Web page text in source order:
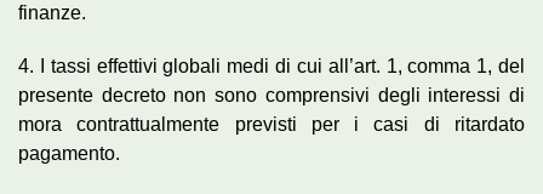
finanze.
4. I tassi effettivi globali medi di cui all’art. 1, comma 1, del
presente decreto non sono comprensivi degli interessi di
mora contrattualmente previsti per i casi di ritardato
pagamento.